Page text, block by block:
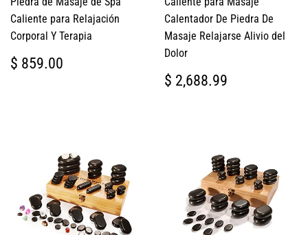
Caliente para Relajación
Corporal Y Terapia
PRECIO
HABITUAL
$ 859.00
Calentador De Piedra De
Masaje Relajarse Alivio del
Dolor
PRECIO
HABITUAL
$ 2,688.99